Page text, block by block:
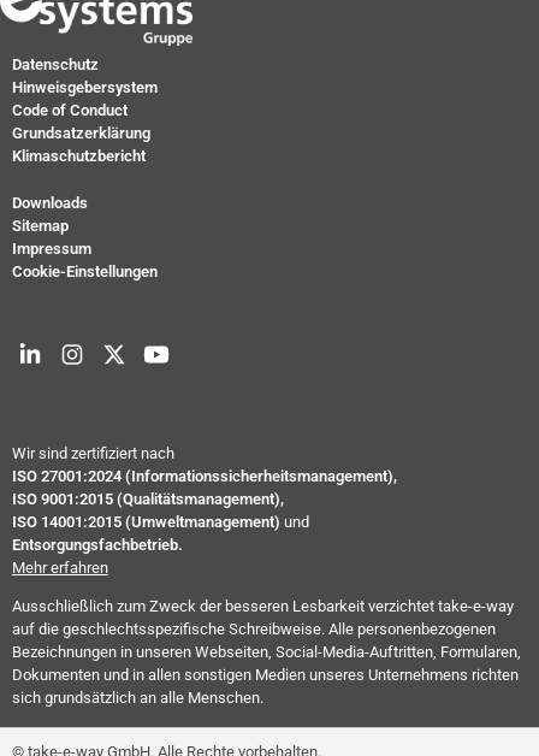
Datenschutz
Hinweisgebersystem
Code of Conduct
Grundsatzerklärung
Klimaschutzbericht
Downloads
Sitemap
Impressum
Cookie-Einstellungen
Wir sind zertifiziert nach
ISO 27001:2024 (Informationssicherheitsmanagement),
ISO 9001:2015 (Qualitätsmanagement),
ISO 14001:2015 (Umweltmanagement) und
Entsorgungsfachbetrieb.
Mehr erfahren
Ausschließlich zum Zweck der besseren Lesbarkeit verzichtet take-e-way
auf die geschlechtsspezifische Schreibweise. Alle personenbezogenen
Bezeichnungen in unseren Webseiten, Social-Media-Auftritten, Formularen,
Dokumenten und in allen sonstigen Medien unseres Unternehmens richten
sich grundsätzlich an alle Menschen.
© take-e-way GmbH. Alle Rechte vorbehalten.